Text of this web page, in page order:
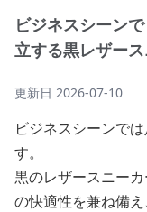
ビジネスシーン
立する黒レザー
更新日 2026-07-10
ビジネスシーンで
す。
黒のレザースニー
の快適性を兼ね備